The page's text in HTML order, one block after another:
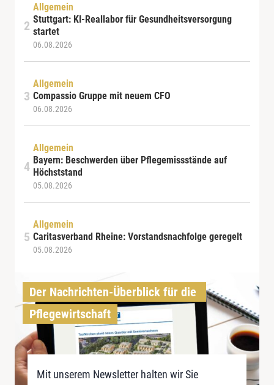
Allgemein
Stuttgart: KI-Reallabor für Gesundheitsversorgung
startet
06.08.2026
Allgemein
Compassio Gruppe mit neuem CFO
06.08.2026
Allgemein
Bayern: Beschwerden über Pflegemissstände auf
Höchststand
05.08.2026
Allgemein
Caritasverband Rheine: Vorstandsnachfolge geregelt
05.08.2026
Der Nachrichten-Überblick für die
Pflegewirtschaft
Mit unserem Newsletter halten wir Sie